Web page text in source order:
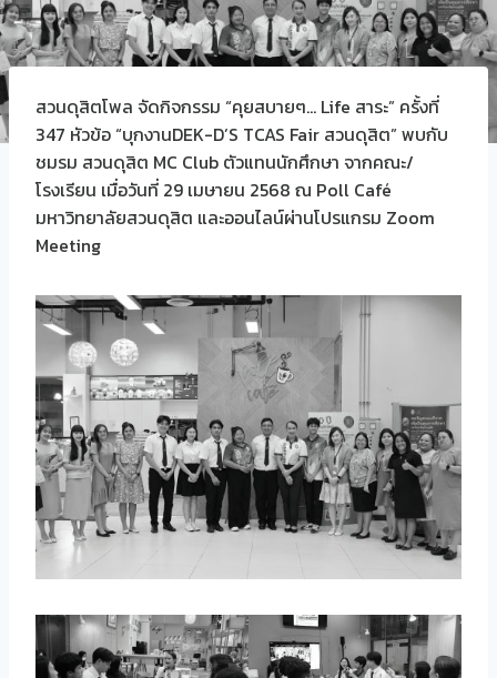
สวนดุสิตโพล จัดกิจกรรม “คุยสบายๆ… Life สาระ” ครั้งที่
347 หัวข้อ “บุกงานDEK-D’S TCAS Fair สวนดุสิต” พบกับ
ชมรม สวนดุสิต MC Club ตัวแทนนักศึกษา จากคณะ/
โรงเรียน เมื่อวันที่ 29 เมษายน 2568 ณ Poll Café
มหาวิทยาลัยสวนดุสิต และออนไลน์ผ่านโปรแกรม Zoom
Meeting